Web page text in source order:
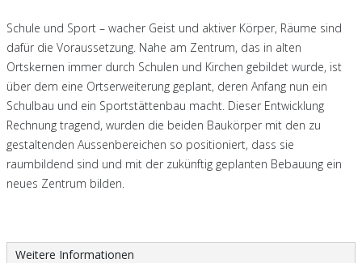
Schule und Sport – wacher Geist und aktiver Körper, Räume sind
dafür die Voraussetzung. Nahe am Zentrum, das in alten
Ortskernen immer durch Schulen und Kirchen gebildet wurde, ist
über dem eine Ortserweiterung geplant, deren Anfang nun ein
Schulbau und ein Sportstättenbau macht. Dieser Entwicklung
Rechnung tragend, wurden die beiden Baukörper mit den zu
gestaltenden Aussenbereichen so positioniert, dass sie
raumbildend sind und mit der zukünftig geplanten Bebauung ein
neues Zentrum bilden.
Weitere Informationen